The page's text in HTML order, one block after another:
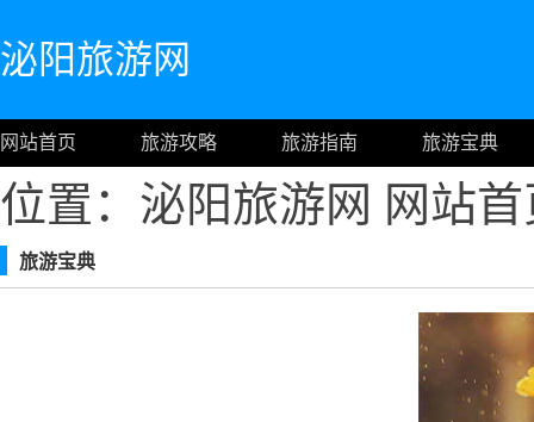
泌阳旅游网
网站首页 旅游攻略 旅游指南 旅游宝典
位置：泌阳旅游网 网站
旅游宝典